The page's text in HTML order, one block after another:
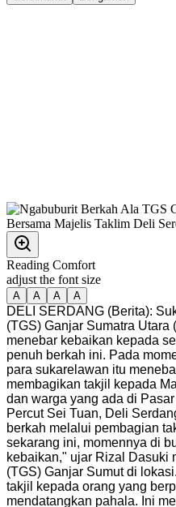
Reading Comfort
adjust the font size
A A A A
DELI SERDANG (Berita):
(TGS) Ganjar Sumatra Utara
menebar kebaikan kepada
penuh berkah ini. Pada
para sukarelawan itu
membagikan takjil kepada
dan warga yang ada di
Percut Sei Tuan, Deli
berkah melalui pembagian
sekarang ini, momennya di
kebaikan," ujar Rizal Dasuki
(TGS) Ganjar Sumut di
takjil kepada orang yang
mendatangkan pahala. Ini